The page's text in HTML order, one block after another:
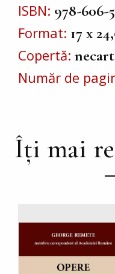
ISBN 978-606-
Format 17 x
Copertă
Număr de
Îți mai